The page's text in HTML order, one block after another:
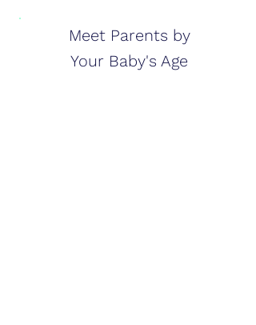
Meet Parents by
Your Baby's Age